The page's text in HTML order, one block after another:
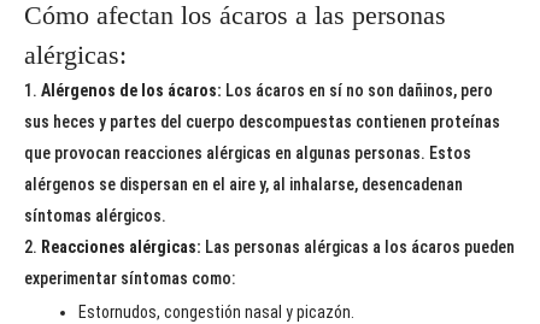
Cómo afectan los ácaros a las personas
alérgicas:
Alérgenos de los ácaros: Los ácaros en sí no son dañinos, pero
sus heces y partes del cuerpo descompuestas contienen proteínas
que provocan reacciones alérgicas en algunas personas. Estos
alérgenos se dispersan en el aire y, al inhalarse, desencadenan
síntomas alérgicos.
Reacciones alérgicas: Las personas alérgicas a los ácaros pueden
experimentar síntomas como:
Estornudos, congestión nasal y picazón.